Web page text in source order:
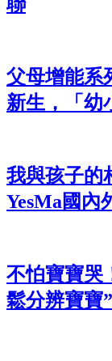
聯
父母增能系
新生，「幼
我與孩子的
YesMa國內
不怕寶寶哭
鬆分辨寶寶